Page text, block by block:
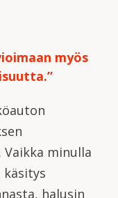
myös
minulla
halusin